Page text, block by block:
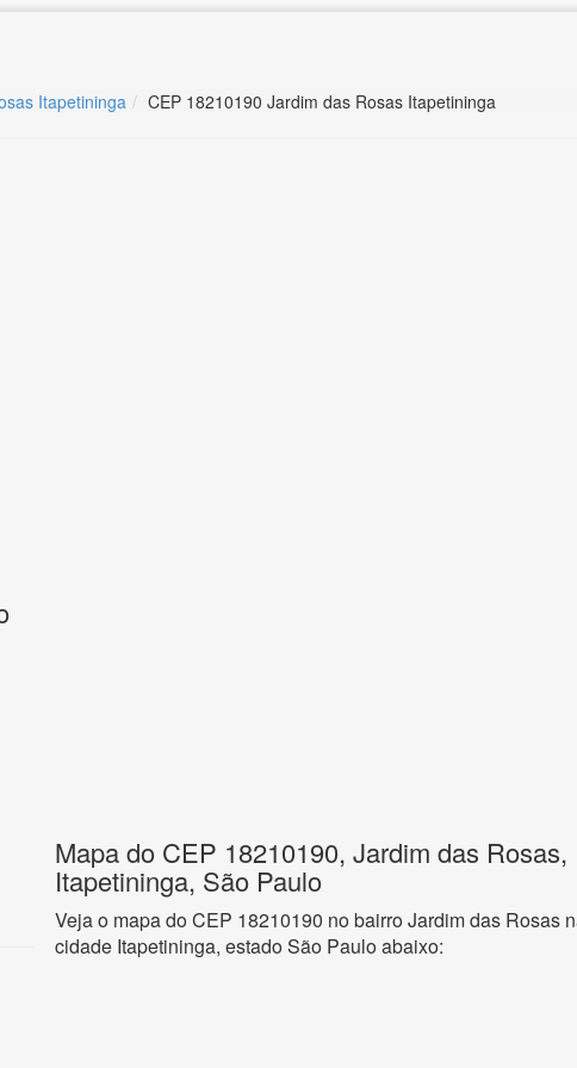
Itapetininga CEP 18210190 Jardim das Rosas Itapetininga
Mapa do CEP 18210190, Jardim das Rosas,
Itapetininga, São Paulo
Veja o mapa do CEP 18210190 no bairro Jardim das Rosas
cidade Itapetininga, estado São Paulo abaixo: